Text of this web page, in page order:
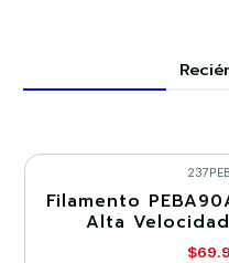
-30%
Filamento
Alta